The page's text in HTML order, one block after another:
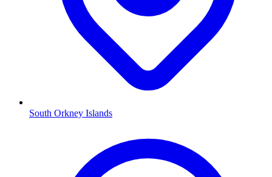
South Orkney Islands